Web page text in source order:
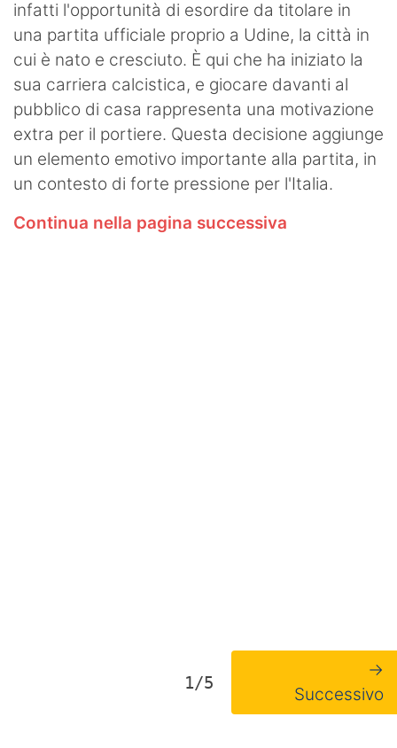
infatti l'opportunità di esordire da titolare in
una partita ufficiale proprio a Udine, la città in
cui è nato e cresciuto. È qui che ha iniziato la
sua carriera calcistica, e giocare davanti al
pubblico di casa rappresenta una motivazione
extra per il portiere. Questa decisione aggiunge
un elemento emotivo importante alla partita, in
un contesto di forte pressione per l'Italia.
Continua nella pagina successiva
1/5
→
Successivo